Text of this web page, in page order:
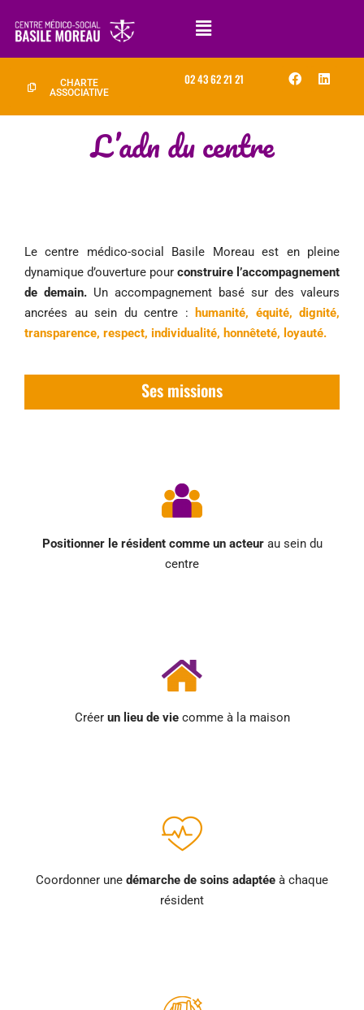
CHARTE
ASSOCIATIVE
02 43 62 21 21
L’adn du centre
Le centre médico-social Basile Moreau est en pleine
dynamique d’ouverture pour construire l’accompagnement
de demain. Un accompagnement basé sur des valeurs
ancrées au sein du centre :
humanité, équité, dignité,
transparence, respect, individualité, honnêteté, loyauté.
Ses missions
Positionner le résident comme un acteurau sein du
centre
Créer un lieu de viecomme à la maison
Coordonner une démarche de soins adaptée à chaque
résident